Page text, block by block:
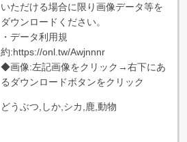
いただける場合に限り画像データ等を
ダウンロードください。
・データ利用規
約:https://onl.tw/Awjnnnr
◆画像:左記画像をクリック→右下にあ
るダウンロードボタンをクリック
どうぶつ,しか,シカ,鹿,動物